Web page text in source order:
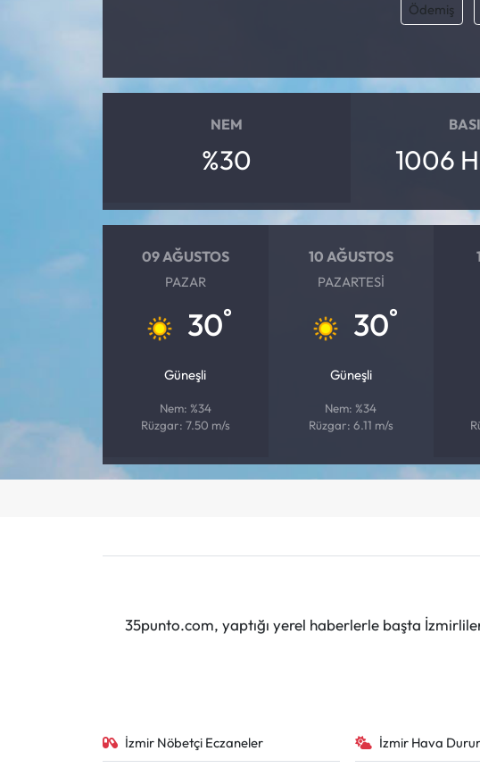
Ödemiş
NEM
%30 1006
09 AĞUSTOS
PAZAR
30°
Güneşli
Nem: %34
Rüzgar: 7.50 m/s
10 AĞUSTOS
PAZARTESI
30°
Güneşli
Nem: %34
Rüzgar: 6.11 m/s
35punto.com, yaptığı yerel haberlerle başta
İzmir Nöbetçi Eczaneler İzmir Hava